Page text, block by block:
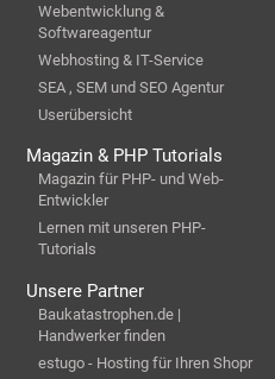
Webentwicklung &
Softwareagentur
Webhosting & IT-Service
SEA , SEM und SEO Agentur
Userübersicht
Magazin & PHP Tutorials
Magazin für PHP- und Web-
Entwickler
Lernen mit unseren PHP-
Tutorials
Unsere Partner
Baukatastrophen.de |
Handwerker finden
estugo - Hosting für Ihren Shopr